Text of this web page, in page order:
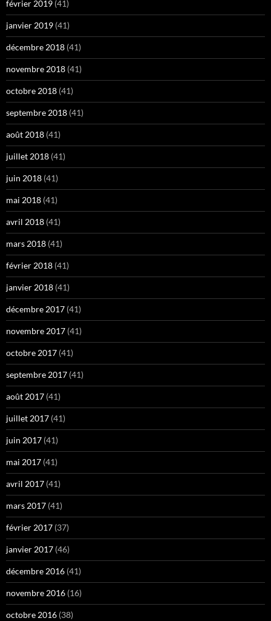
février 2019 (41)
janvier 2019 (41)
décembre 2018 (41)
novembre 2018 (41)
octobre 2018 (41)
septembre 2018 (41)
août 2018 (41)
juillet 2018 (41)
juin 2018 (41)
mai 2018 (41)
avril 2018 (41)
mars 2018 (41)
février 2018 (41)
janvier 2018 (41)
décembre 2017 (41)
novembre 2017 (41)
octobre 2017 (41)
septembre 2017 (41)
août 2017 (41)
juillet 2017 (41)
juin 2017 (41)
mai 2017 (41)
avril 2017 (41)
mars 2017 (41)
février 2017 (37)
janvier 2017 (46)
décembre 2016 (41)
novembre 2016 (16)
octobre 2016 (38)